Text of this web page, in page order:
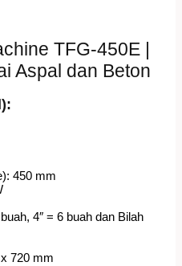
TFG-450E |
Aspal dan Beton
450 mm
4″ = 6 buah dan Bilah
720 mm